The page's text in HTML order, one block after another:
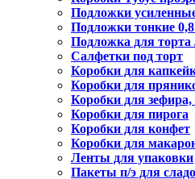
Подложки
Подложки тонкие
Подложка для
Салфетки под торт
Коробки для
Коробки для
Коробки для зефира,
Коробки для пирога
Коробки для конфет
Коробки для
Ленты для упаковки
Пакеты п/э для